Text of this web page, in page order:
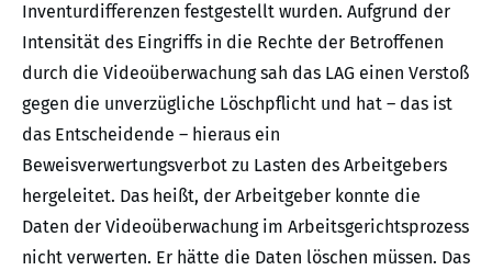
Inventurdifferenzen festgestellt wurden. Aufgrund der
Intensität des Eingriffs in die Rechte der Betroffenen
durch die Videoüberwachung sah das LAG einen Verstoß
gegen die unverzügliche Löschpflicht und hat – das ist
das Entscheidende – hieraus ein
Beweisverwertungsverbot zu Lasten des Arbeitgebers
hergeleitet. Das heißt, der Arbeitgeber konnte die
Daten der Videoüberwachung im Arbeitsgerichtsprozess
nicht verwerten. Er hätte die Daten löschen müssen. Das